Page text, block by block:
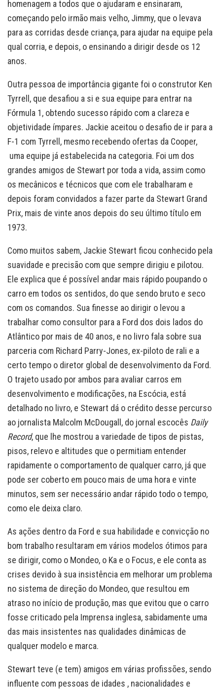
homenagem a todos que o ajudaram e ensinaram,
começando pelo irmão mais velho, Jimmy, que o levava
para as corridas desde criança, para ajudar na equipe pela
qual corria, e depois, o ensinando a dirigir desde os 12
anos.
Outra pessoa de importância gigante foi o construtor Ken
Tyrrell, que desafiou a si e sua equipe para entrar na
Fórmula 1, obtendo sucesso rápido com a clareza e
objetividade ímpares. Jackie aceitou o desafio de ir para a
F-1 com Tyrrell, mesmo recebendo ofertas da Cooper,
uma equipe já estabelecida na categoria. Foi um dos
grandes amigos de Stewart por toda a vida, assim como
os mecânicos e técnicos que com ele trabalharam e
depois foram convidados a fazer parte da Stewart Grand
Prix, mais de vinte anos depois do seu último título em
1973.
Como muitos sabem, Jackie Stewart ficou conhecido pela
suavidade e precisão com que sempre dirigiu e pilotou.
Ele explica que é possível andar mais rápido poupando o
carro em todos os sentidos, do que sendo bruto e seco
com os comandos. Sua finesse ao dirigir o levou a
trabalhar como consultor para a Ford dos dois lados do
Atlântico por mais de 40 anos, e no livro fala sobre sua
parceria com Richard Parry-Jones, ex-piloto de rali e a
certo tempo o diretor global de desenvolvimento da Ford.
O trajeto usado por ambos para avaliar carros em
desenvolvimento e modificações, na Escócia, está
detalhado no livro, e Stewart dá o crédito desse percurso
ao jornalista Malcolm McDougall, do jornal escocês Daily
Record, que lhe mostrou a variedade de tipos de pistas,
pisos, relevo e altitudes que o permitiam entender
rapidamente o comportamento de qualquer carro, já que
pode ser coberto em pouco mais de uma hora e vinte
minutos, sem ser necessário andar rápido todo o tempo,
como ele deixa claro.
As ações dentro da Ford e sua habilidade e convicção no
bom trabalho resultaram em vários modelos ótimos para
se dirigir, como o Mondeo, o Ka e o Focus, e ele conta as
crises devido à sua insistência em melhorar um problema
no sistema de direção do Mondeo, que resultou em
atraso no início de produção, mas que evitou que o carro
fosse criticado pela Imprensa inglesa, sabidamente uma
das mais insistentes nas qualidades dinâmicas de
qualquer modelo e marca.
Stewart teve (e tem) amigos em várias profissões, sendo
influente com pessoas de idades , nacionalidades e